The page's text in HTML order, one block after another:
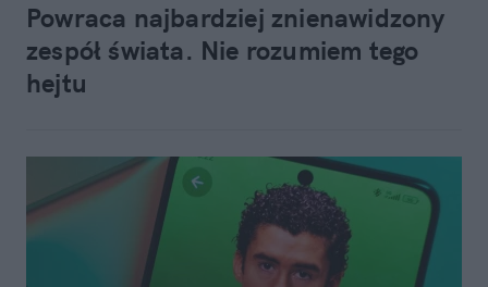
Powraca najbardziej znienawidzony
zespół świata. Nie rozumiem tego
hejtu